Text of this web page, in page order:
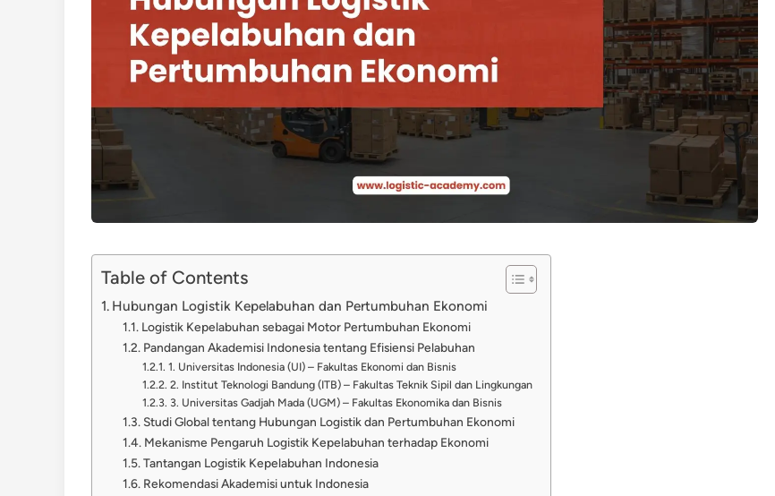
Table of Contents
Hubungan Logistik Kepelabuhan dan Pertumbuhan Ekonomi
Logistik Kepelabuhan sebagai Motor Pertumbuhan Ekonomi
Pandangan Akademisi Indonesia tentang Efisiensi Pelabuhan
1. Universitas Indonesia (UI) – Fakultas Ekonomi dan Bisnis
2. Institut Teknologi Bandung (ITB) – Fakultas Teknik Sipil dan Lingkungan
3. Universitas Gadjah Mada (UGM) – Fakultas Ekonomika dan Bisnis
Studi Global tentang Hubungan Logistik dan Pertumbuhan Ekonomi
Mekanisme Pengaruh Logistik Kepelabuhan terhadap Ekonomi
Tantangan Logistik Kepelabuhan Indonesia
Rekomendasi Akademisi untuk Indonesia